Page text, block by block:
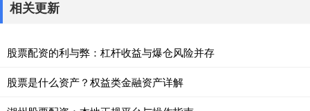
相关更新
股票配资的利与弊：杠杆收益与爆仓风险并存
股票是什么资产？权益类金融资产详解